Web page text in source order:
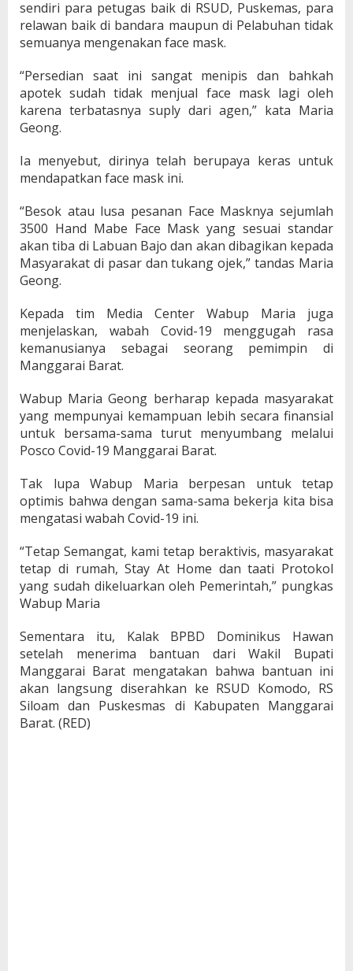
sendiri para petugas baik di RSUD, Puskemas, para
relawan baik di bandara maupun di Pelabuhan tidak
semuanya mengenakan face mask.
“Persedian saat ini sangat menipis dan bahkah
apotek sudah tidak menjual face mask lagi oleh
karena terbatasnya suply dari agen,” kata Maria
Geong.
Ia menyebut, dirinya telah berupaya keras untuk
mendapatkan face mask ini.
“Besok atau lusa pesanan Face Masknya sejumlah
3500 Hand Mabe Face Mask yang sesuai standar
akan tiba di Labuan Bajo dan akan dibagikan kepada
Masyarakat di pasar dan tukang ojek,” tandas Maria
Geong.
Kepada tim Media Center Wabup Maria juga
menjelaskan, wabah Covid-19 menggugah rasa
kemanusianya sebagai seorang pemimpin di
Manggarai Barat.
Wabup Maria Geong berharap kepada masyarakat
yang mempunyai kemampuan lebih secara finansial
untuk bersama-sama turut menyumbang melalui
Posco Covid-19 Manggarai Barat.
Tak lupa Wabup Maria berpesan untuk tetap
optimis bahwa dengan sama-sama bekerja kita bisa
mengatasi wabah Covid-19 ini.
“Tetap Semangat, kami tetap beraktivis, masyarakat
tetap di rumah, Stay At Home dan taati Protokol
yang sudah dikeluarkan oleh Pemerintah,” pungkas
Wabup Maria
Sementara itu, Kalak BPBD Dominikus Hawan
setelah menerima bantuan dari Wakil Bupati
Manggarai Barat mengatakan bahwa bantuan ini
akan langsung diserahkan ke RSUD Komodo, RS
Siloam dan Puskesmas di Kabupaten Manggarai
Barat. (RED)